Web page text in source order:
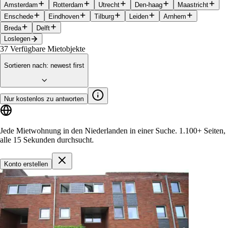
Amsterdam Rotterdam Utrecht Den-haag
Maastricht
Enschede
Eindhoven Tilburg Leiden
Arnhem
Breda
Delft
Loslegen
37 Verfügbare Mietobjekte
Sortieren nach: newest first
Nur kostenlos zu antworten
Jede Mietwohnung in den Niederlanden in einer Suche. 1.100+ Seiten,
alle 15 Sekunden durchsucht.
Konto erstellen